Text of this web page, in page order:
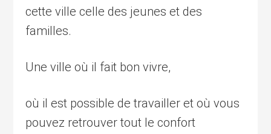
cette ville celle des jeunes et des
familles.
Une ville où il fait bon vivre,
où il est possible de travailler et où vous
pouvez retrouver tout le confort